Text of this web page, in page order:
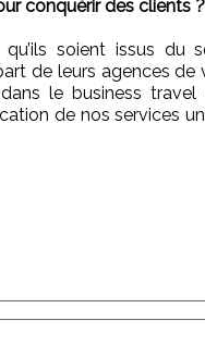
conquérir des clients ?
qu’ils soient issus du
de leurs agences de
le business travel
de nos services